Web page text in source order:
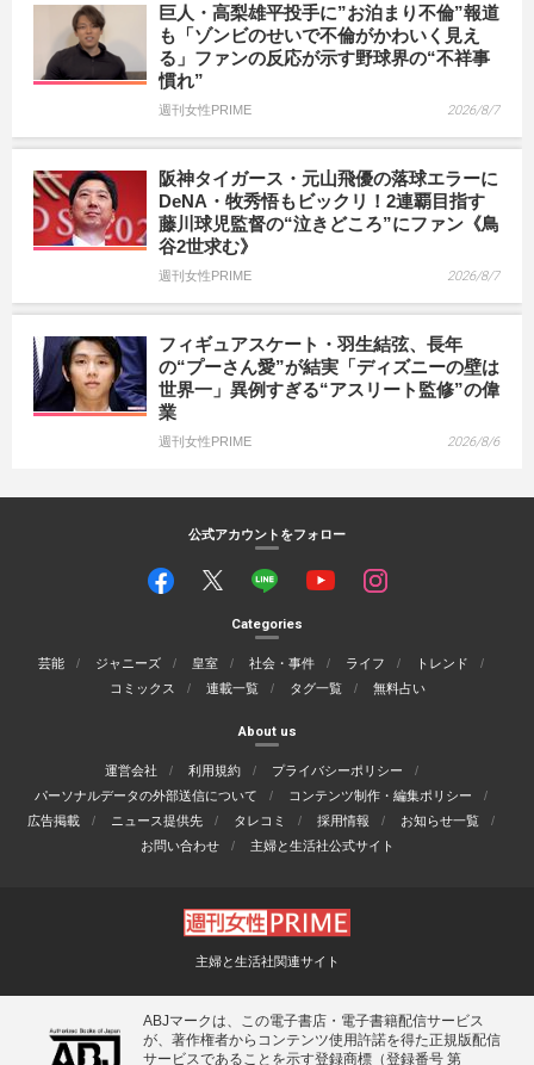
巨人・高梨雄平投手に”お泊まり不倫”報道
も「ゾンビのせいで不倫がかわいく見え
る」ファンの反応が示す野球界の“不祥事
慣れ”
週刊女性PRIME 2026/8/7
阪神タイガース・元山飛優の落球エラーに
DeNA・牧秀悟もビックリ！2連覇目指す
藤川球児監督の“泣きどころ”にファン《鳥
谷2世求む》
週刊女性PRIME 2026/8/7
フィギュアスケート・羽生結弦、長年
の“プーさん愛”が結実「ディズニーの壁は
世界一」異例すぎる“アスリート監修”の偉
業
週刊女性PRIME 2026/8/6
公式アカウントをフォロー
Categories
芸能 ジャニーズ 皇室 社会・事件 ライフ
トレンド
コミックス
連載一覧 タグ一覧 無料占い
About us
運営会社 利用規約
プライバシーポリシー
パーソナルデータの外部送信について
コンテンツ制作・編集ポリシー
広告掲載
ニュース提供先 タレコミ 採用情報
お知らせ一覧
お問い合わせ
主婦と生活社公式サイト
主婦と生活社関連サイト
ABJマークは、この電子書店・電子書籍配信サービス
が、著作権者からコンテンツ使用許諾を得た正規版配信
サービスであることを示す登録商標（登録番号 第